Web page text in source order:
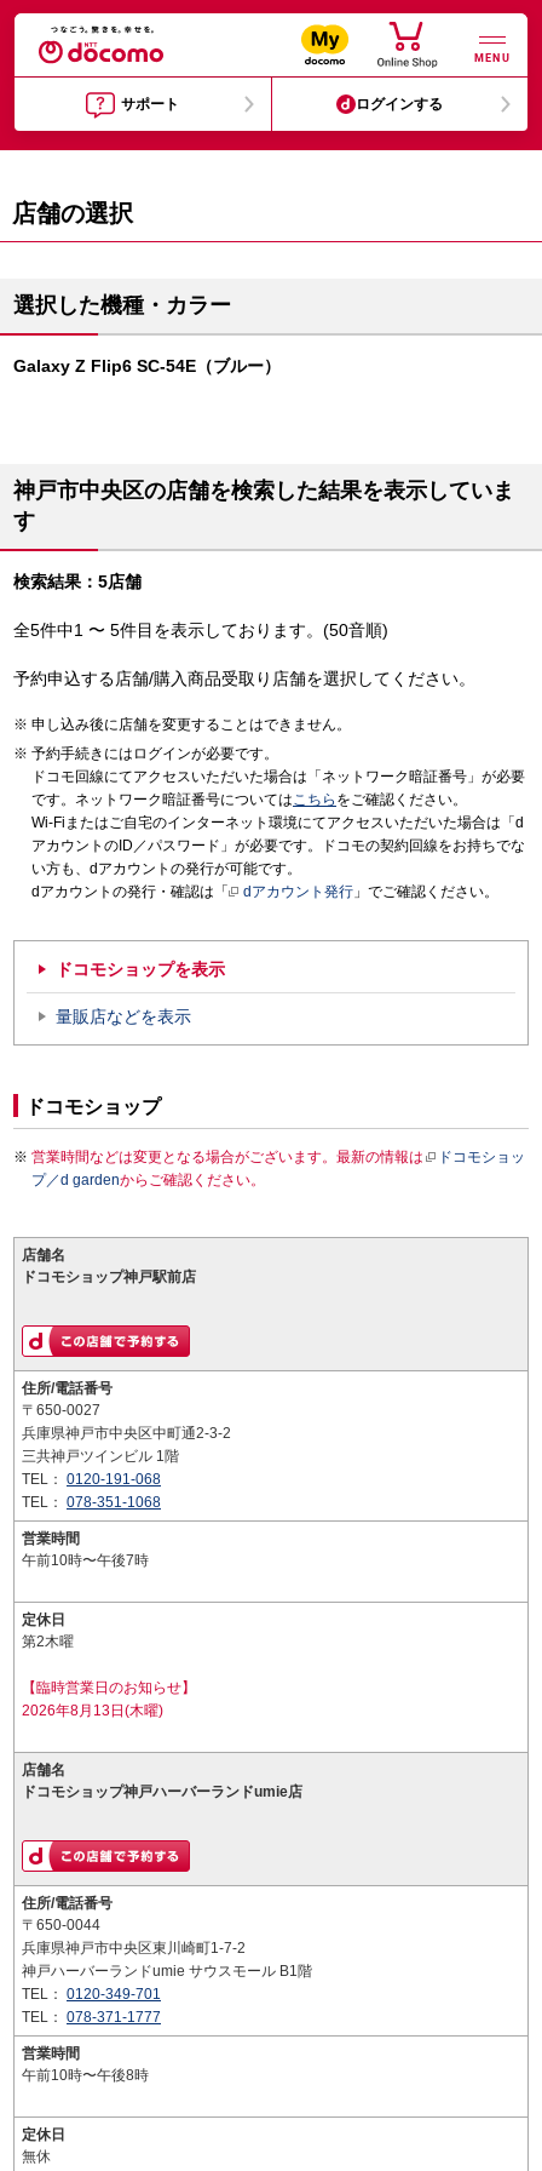
MENU
サポート ログインする
店舗の選択
選択した機種・カラー
Galaxy Z Flip6 SC-54E（ブルー）
神戸市中央区の店舗を検索した結果を表示していま
す
検索結果：5店舗
全5件中1 〜 5件目を表示しております。(50音順)
予約申込する店舗/購入商品受取り店舗を選択してください。
申し込み後に店舗を変更することはできません。
予約手続きにはログインが必要です。
ドコモ回線にてアクセスいただいた場合は「ネットワーク暗証番号」が必要
です。ネットワーク暗証番号についてはこちら をご確認ください。
Wi-Fiまたはご自宅のインターネット環境にてアクセスいただいた場合は「d
アカウントのID／パスワード」が必要です。ドコモの契約回線をお持ちでな
い方も、dアカウントの発行が可能です。
dアカウントの発行・確認は「
dアカウント発行 」でご確認ください。
ドコモショップを表示
量販店などを表示
ドコモショップ
営業時間などは変更となる場合がございます。最新の情報は
ドコモショッ
プ／d gardenからご確認ください。
店舗名
ドコモショップ神戸駅前店
住所/電話番号
〒650-0027
兵庫県神戸市中央区中町通2-3-2
三共神戸ツインビル 1階
TEL： 0120-191-068
TEL： 078-351-1068
営業時間
午前10時〜午後7時
定休日
第2木曜
【臨時営業日のお知らせ】
2026年8月13日(木曜)
店舗名
ドコモショップ神戸ハーバーランドumie店
住所/電話番号
〒650-0044
兵庫県神戸市中央区東川崎町1-7-2
神戸ハーバーランドumie サウスモール B1階
TEL： 0120-349-701
TEL： 078-371-1777
営業時間
午前10時〜午後8時
定休日
無休